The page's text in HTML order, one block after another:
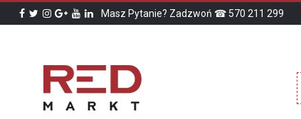
Masz Pytanie? Zadzwoń ☎ 570 211 299